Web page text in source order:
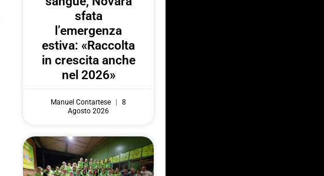
sfata
l’emergenza
estiva: «Raccolta
in crescita anche
nel 2026»
Manuel Contartese
8
Agosto 2026